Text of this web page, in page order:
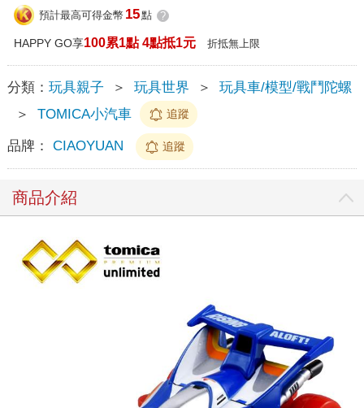
預計最高可得金幣 15點 ?
HAPPY GO享100累1點 4點抵1元 折抵無上限
分類： 玩具親子 ＞ 玩具世界 ＞
玩具車/模型/戰鬥陀螺
＞
TOMICA小汽車 追蹤
品牌： CIAOYUAN 追蹤
商品介紹